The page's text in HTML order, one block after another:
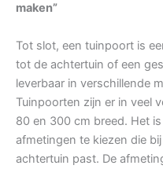
maken”
Tot slot, een tuinpoort is
tot de achtertuin of een
leverbaar in verschillende
Tuinpoorten zijn er in veel
80 en 300 cm breed. Het
afmetingen te kiezen die
achtertuin past. De